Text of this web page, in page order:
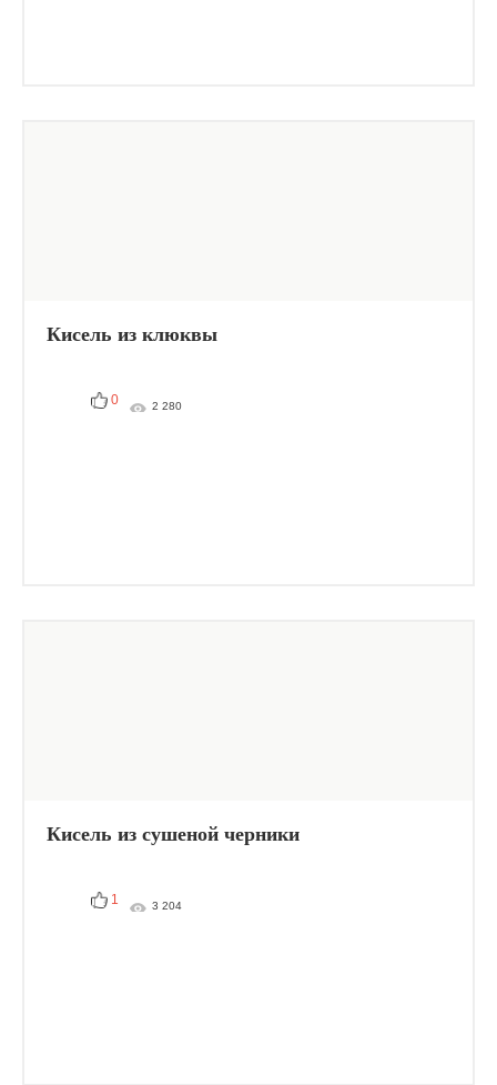
Кисель из клюквы
0 2 280
Кисель из сушеной черники
1 3 204